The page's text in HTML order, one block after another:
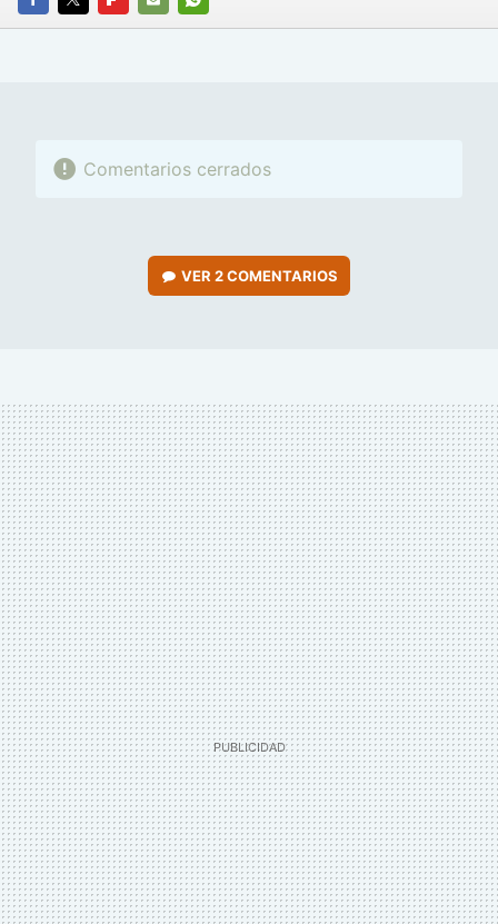
FACEBOOK
TWITTERFLIPBOARD
E-
WHATSAPP
Comentarios cerrados
VER2 COMENTARIOS